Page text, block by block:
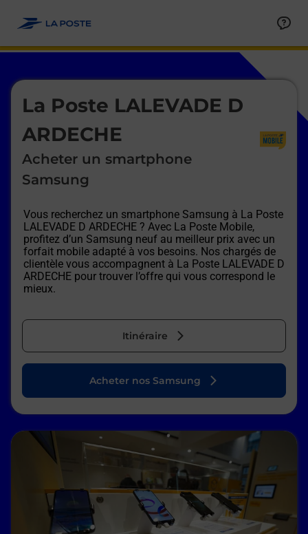
La Poste LALEVADE D
ARDECHE
Acheter un smartphone
Samsung
Vous recherchez un smartphone Samsung à La Poste
LALEVADE D ARDECHE ? Avec La Poste Mobile,
profitez d’un Samsung neuf au meilleur prix avec un
forfait mobile adapté à vos besoins. Nos chargés de
clientèle vous accompagnent à La Poste LALEVADE D
ARDECHE pour trouver l’offre qui vous correspond le
mieux.
Itinéraire
Le lien s'ouvre dans un nouvel onglet
Acheter nos Samsung